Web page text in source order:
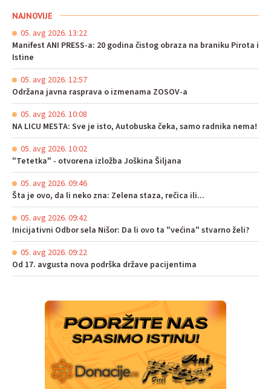
NAJNOVIJE
05. avg 2026. 13:22
Manifest ANI PRESS-a: 20 godina čistog obraza na braniku Pirota i
Istine
05. avg 2026. 12:57
Održana javna rasprava o izmenama ZOSOV-a
05. avg 2026. 10:08
NA LICU MESTA: Sve je isto, Autobuska čeka, samo radnika nema!
05. avg 2026. 10:02
"Tetetka" - otvorena izložba Joškina Šiljana
05. avg 2026. 09:46
Šta je ovo, da li neko zna: Zelena staza, rečica ili...
05. avg 2026. 09:42
Inicijativni Odbor sela Nišor: Da li ovo ta "većina" stvarno želi?
05. avg 2026. 09:22
Od 17. avgusta nova podrška države pacijentima